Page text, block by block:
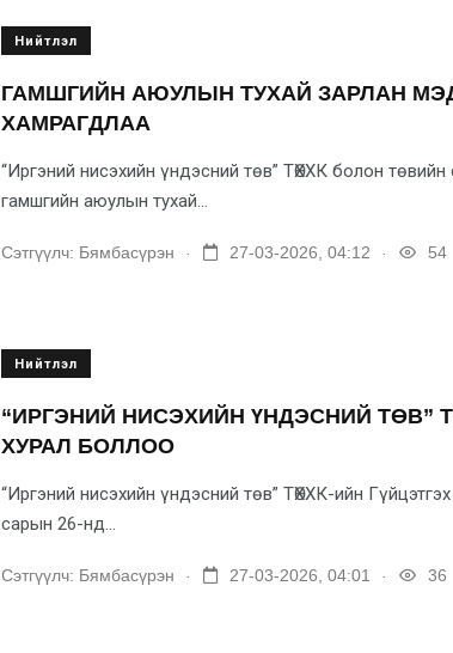
Нийтлэл
ГАМШГИЙН АЮУЛЫН ТУХАЙ ЗАРЛАН
ХАМРАГДЛАА
“Иргэний нисэхийн үндэсний төв” ТӨХХК болон
гамшгийн аюулын тухай...
Сэтгүүлч: Бямбасүрэн 27-03-2026, 04:12 54
Нийтлэл
“ИРГЭНИЙ НИСЭХИЙН ҮНДЭСНИЙ ТӨВ”
ХУРАЛ БОЛЛОО
“Иргэний нисэхийн үндэсний төв” ТӨХХК-ийн
сарын 26-нд...
Сэтгүүлч: Бямбасүрэн 27-03-2026, 04:01 36